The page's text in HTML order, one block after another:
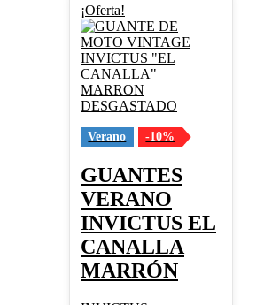
¡Oferta!
Verano -10%
GUANTES
VERANO
INVICTUS EL
CANALLA
MARRÓN
Este
producto
tiene
múltiples
variantes.
Las
opciones
pueden
en
la
página
de
producto